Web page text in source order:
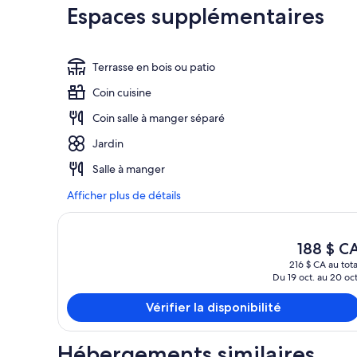
Espaces supplémentaires
Terrasse en bois ou patio
Coin cuisine
Coin salle à manger séparé
Jardin
Salle à manger
Afficher plus de détails
Le
prix
actuel
188 $
216 $ CA au
Du 19 oct. au 20
Vérifier la disponibilité